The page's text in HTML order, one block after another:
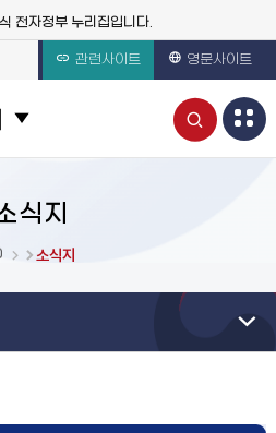
전자정부 누리집입니다.
관련사이트 영문사이트
관련 사이트 목록 보기
통
합
열
식지
소식지